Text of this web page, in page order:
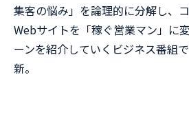
集客の悩み」を論理的に分解し、
Webサイトを「稼ぐ営業マン」に
ーンを紹介していくビジネス番組
新。